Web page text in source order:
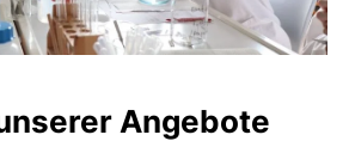
Angebote